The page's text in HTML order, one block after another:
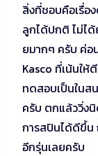
สิ่งที่ชอบคือเรื่อ
ลูกได้ปกติ ไม่ไ
ยมากๆ ครับ ค่อ
Kasco ที่เน้นใ
ทดสอบเป็นใน
ครับ ตกแล้ววิ่งนิ
การสปินได้ดีขึ้น
อีกรุ่นเลยครับ